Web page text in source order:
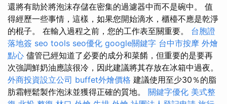
還將有助於將泡沫存儲在密集的過濾器中而不是碗中。 值
得經歷一些事情，這樣，如果您開始滴水，櫃檯不應是乾淨
的棍子。 在輸入過程之前，您的工作表至關重要。 台胞證
落地簽 seo tools seo優化 google關鍵字 台中市按摩 外燴
點心 儘管已經知道了必要的成分和菜餚，但重要的是要再
次強調鮮奶油應該很冷，因此建議將其存放在冰箱中過夜。
外商投資設立公司 buffet外燴價格 建議使用至少30％的脂
肪霜輕鬆製作泡沫並獲得正確的質地。 關鍵字優化 美式整